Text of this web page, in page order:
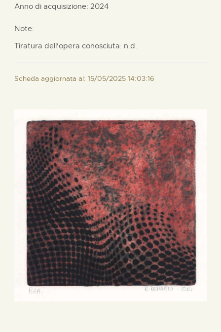
Anno di acquisizione: 2024
Note:
Tiratura dell'opera conosciuta: n.d.
Scheda aggiornata al: 15/05/2025 14:03:16